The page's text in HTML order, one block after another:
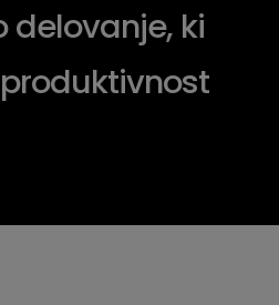
delovanje, ki